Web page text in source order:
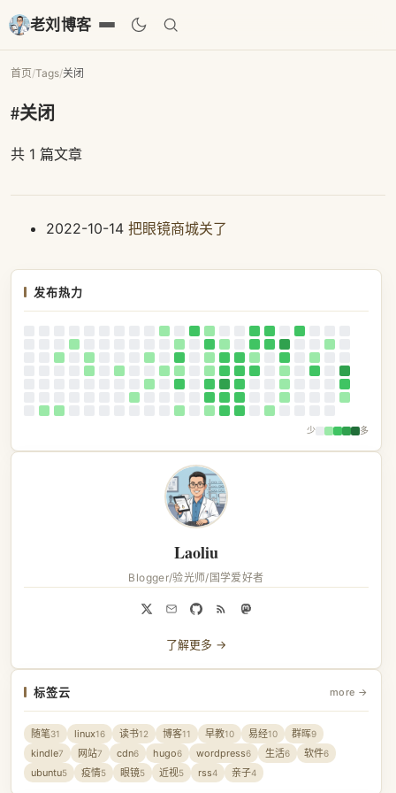
老刘博客
首页/Tags/关闭
#关闭
共 1 篇文章
2022-10-14 把眼镜商城关了
发布热力
少 多
Laoliu
Blogger/验光师/国学爱好者
了解更多 →
标签云 more →
随笔31 linux16 读书12 博客11 早教10 易经10 群晖9
kindle7 网站7 cdn6 hugo6 wordpress6 生活6 软件6
ubuntu5 疫情5 眼镜5 近视5 rss4 亲子4